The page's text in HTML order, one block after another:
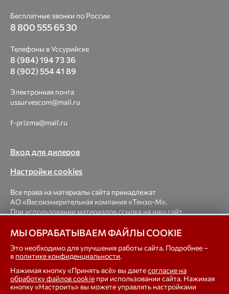
Бесплатные звонки по России
8 800 555 65 30
Телефоны в Уссурийске
8 (984) 194 73 36
8 (902) 554 41 89
Электронная почта
ussurvescom@mail.ru
f-prizma@mail.ru
Вход для дилеров
Настройки cookies
Все права на материалы сайта принадлежат
АО «Весоизмерительная компания «Тензо-М».
При использовании материалов ссылка на наш сайт
© 1998-2026 Весоизмерительная компания «Тензо-М» —
платформенные, крановые, вагонные, бункерные,
автомобильные весы, весовые дозаторы для фасовки,
тензодатчики
МЫ ОБРАБАТЫВАЕМ ФАЙЛЫ COOKIE
Это необходимо для улучшения работы сайта. Подробнее –
в политике конфиденциальности.
Нажимая кнопку «Принять всё» вы даетесогласие на
обработку файлов cookie при использовании сайта. Нажимая
кнопку «Настроить» вы можете управлять настройками